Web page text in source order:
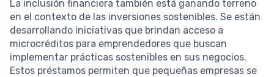
La inclusión financiera también está ganando terreno
en el contexto de las inversiones sostenibles. Se están
desarrollando iniciativas que brindan acceso a
microcréditos para emprendedores que buscan
implementar prácticas sostenibles en sus negocios.
Estos préstamos permiten que pequeñas empresas se